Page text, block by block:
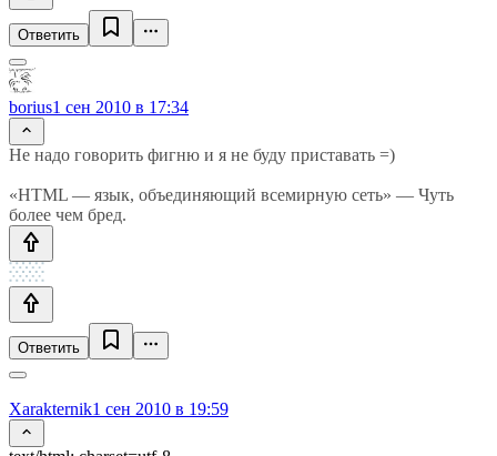
Ответить
borius1 сен 2010 в 17:34
Не надо говорить фигню и я не буду приставать =)
«HTML — язык, объединяющий всемирную сеть» — Чуть
более чем бред.
Ответить
Xarakternik1 сен 2010 в 19:59